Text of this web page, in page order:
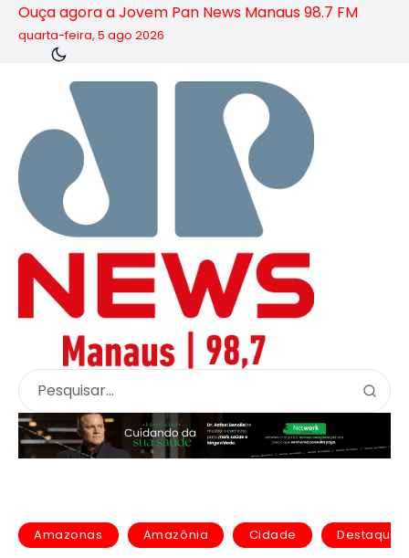
Ouça agora a Jovem Pan News Manaus 98.7 FM
quarta-feira, 5 ago 2026
Amazonas Amazônia Cidade Destaques